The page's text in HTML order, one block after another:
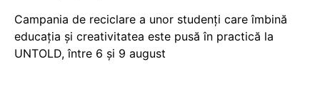
Campania de reciclare a unor studenți care îmbină
educația și creativitatea este pusă în practică la
UNTOLD, între 6 și 9 august